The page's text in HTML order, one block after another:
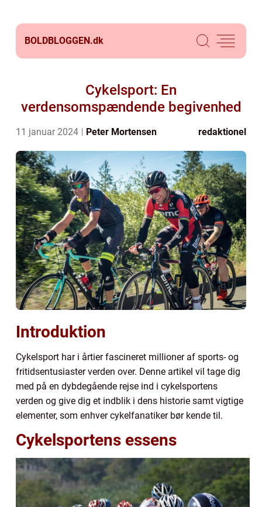
BOLDBLOGGEN.dk
Cykelsport: En
verdensomspændende begivenhed
11 januar 2024 Peter Mortensen redaktionel
Introduktion
Cykelsport har i årtier fascineret millioner af sports- og
fritidsentusiaster verden over. Denne artikel vil tage dig
med på en dybdegående rejse ind i cykelsportens
verden og give dig et indblik i dens historie samt vigtige
elementer, som enhver cykelfanatiker bør kende til.
Cykelsportens essens